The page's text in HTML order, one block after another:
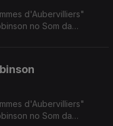
d'Aubervilliers"
no Som da
d'Aubervilliers"
no Som da